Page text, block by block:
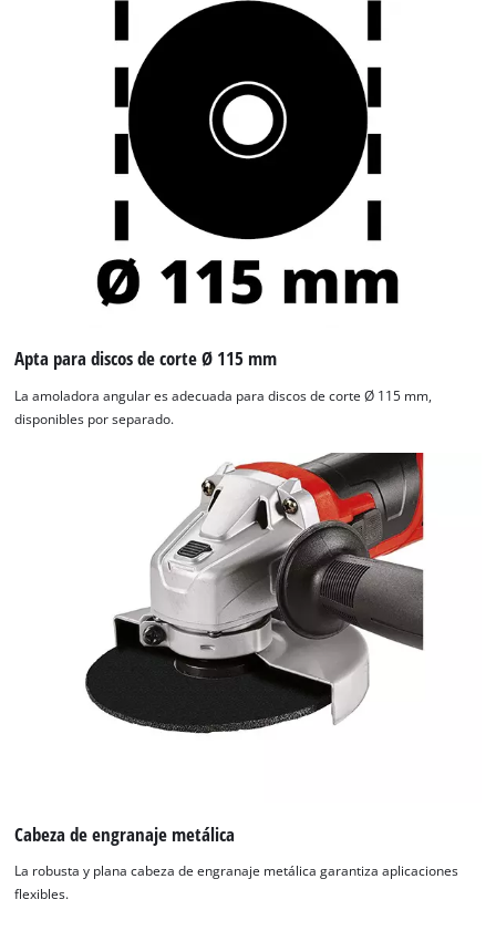
Apta para discos de corte Ø 115 mm
La amoladora angular es adecuada para discos de corte Ø 115 mm,
disponibles por separado.
Cabeza de engranaje metálica
La robusta y plana cabeza de engranaje metálica garantiza aplicaciones
flexibles.